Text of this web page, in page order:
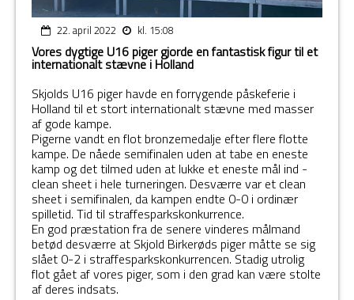
22. april 2022 kl. 15:08
Vores dygtige U16 piger gjorde en fantastisk figur til et
internationalt stævne i Holland
Skjolds U16 piger havde en forrygende påskeferie i
Holland til et stort internationalt stævne med masser
af gode kampe.
Pigerne vandt en flot bronzemedalje efter flere flotte
kampe. De nåede semifinalen uden at tabe en eneste
kamp og det tilmed uden at lukke et eneste mål ind -
clean sheet i hele turneringen. Desværre var et clean
sheet i semifinalen, da kampen endte 0-0 i ordinær
spilletid. Tid til straffesparkskonkurrence.
En god præstation fra de senere vinderes målmand
betød desværre at Skjold Birkerøds piger måtte se sig
slået 0-2 i straffesparkskonkurrencen. Stadig utrolig
flot gået af vores piger, som i den grad kan være stolte
af deres indsats.